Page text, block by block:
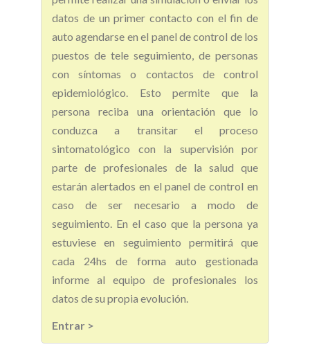
datos de un primer contacto con el fin de
auto agendarse en el panel de control de los
puestos de tele seguimiento, de personas
con síntomas o contactos de control
epidemiológico. Esto permite que la
persona reciba una orientación que lo
conduzca a transitar el proceso
sintomatológico con la supervisión por
parte de profesionales de la salud que
estarán alertados en el panel de control en
caso de ser necesario a modo de
seguimiento. En el caso que la persona ya
estuviese en seguimiento permitirá que
cada 24hs de forma auto gestionada
informe al equipo de profesionales los
datos de su propia evolución.
Entrar >